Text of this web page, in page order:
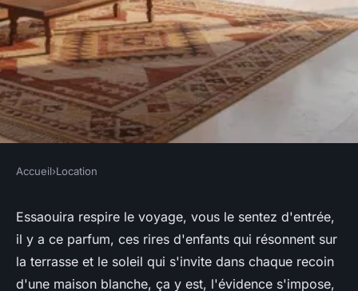
Location villa Essaouira : le
meilleur choix pour vos
vacances 2026
Accueil›Location
Essaouira respire le voyage, vous le sentez d'entrée,
il y a ce parfum, ces rires d'enfants qui résonnent sur
la terrasse et le soleil qui s'invite dans chaque recoin
d'une maison blanche, ça y est, l'évidence s'impose,